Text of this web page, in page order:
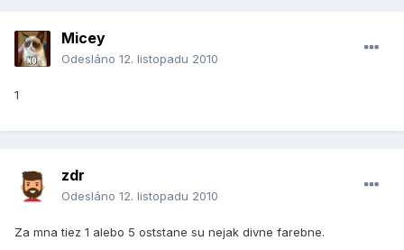
Micey
Odesláno 12. listopadu 2010
1
zdr
Odesláno 12. listopadu 2010
Za mna tiez 1 alebo 5 oststane su nejak divne farebne.